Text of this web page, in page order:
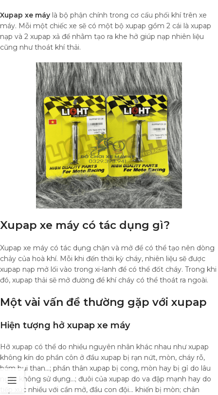
Xupap xe máy là bộ phận chính trong cơ cấu phối khí trên xe
máy. Mỗi một chiếc xe sẽ có một bộ xupap gồm 2 cái là xupap
nạp và 2 xupap xả để nhằm tạo ra khe hở giúp nạp nhiên liệu
cũng như thoát khí thải.
Xupap xe máy có tác dụng gì?
Xupap xe máy có tác dụng chặn và mở để có thể tạo nên dòng
chảy của hoà khí. Mỗi khi đến thời kỳ cháy, nhiên liệu sẽ được
xupap nạp mở lối vào trong xi-lanh để có thể đốt cháy. Trong khi
đó, xupap thải sẽ mở đường để khí cháy có thể thoát ra ngoài.
Một vài vấn đề thường gặp với xupap
Hiện tượng hở xupap xe máy
Hở xupap có thể do nhiều nguyên nhân khác nhau như xupap
không kín do phần côn ở đầu xupap bị rạn nứt, mòn, cháy rỗ,
bám bụi than…; phần thân xupap bị cong, mòn hay bị gỉ do lâu
ngày không sử dụng…; đuôi của xupap do va đập mạnh hay do
tiếp xúc nhiều với cần mở, đầu con đội… khiến bị mòn; chân